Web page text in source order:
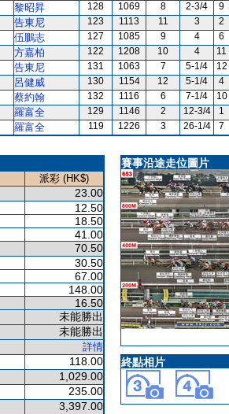
黎昭昇 128 1069 8 2-3/4 9
告東尼 123 1113 11 3 2
伍鵬志 127 1085 9 4 6
方嘉柏 122 1208 10 4 11
告東尼 131 1063 7 5-1/4 12
呂健威 130 1154 12 5-1/4 4
蔡約翰 132 1116 6 7-1/4 10
羅富全 129 1146 2 12-3/4 1
羅富全 119 1226 3 26-1/4 7
派彩 (HK$)
23.00
12.50
18.50
41.00
70.50
30.50
67.00
148.00
16.50
未能勝出
未能勝出
詳情
118.00
1,029.00
235.00
3,397.00
賽事沿途走位圖片
終點相片